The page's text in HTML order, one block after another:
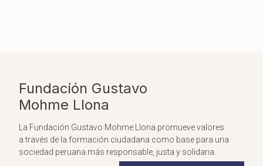
Fundación Gustavo
Mohme Llona
La Fundación Gustavo Mohme Llona promueve valores
a través de la formación ciudadana como base para una
sociedad peruana más responsable, justa y solidaria.